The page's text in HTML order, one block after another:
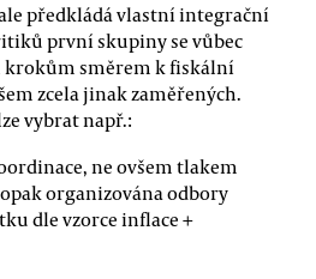
předkládá vlastní integrační
první skupiny se vůbec
směrem k fiskální
zcela jinak zaměřených.
vybrat např.:
ne ovšem tlakem
organizována odbory
dle vzorce inflace +